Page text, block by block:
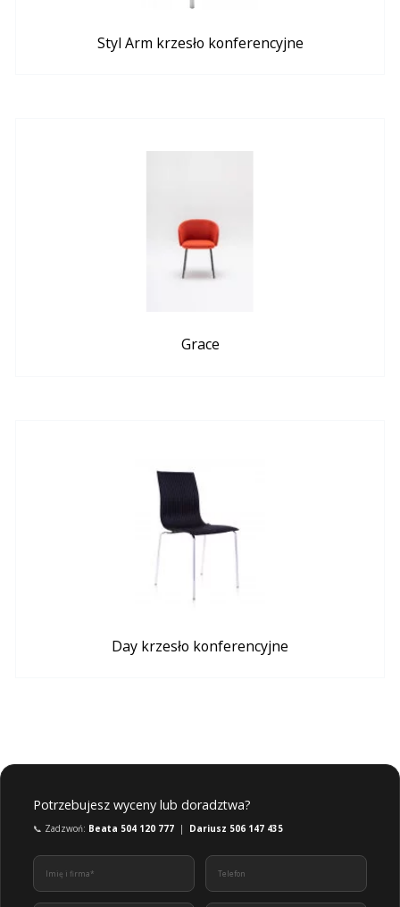
Styl Arm krzesło konferencyjne
Grace
Day krzesło konferencyjne
Potrzebujesz wyceny lub doradztwa?
📞 Zadzwoń: Beata 504 120 777 | Dariusz 506 147 435